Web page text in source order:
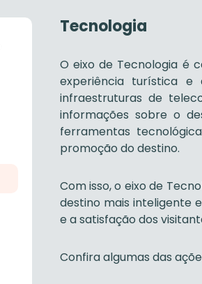
Tecnologia
O eixo de Tecnologia é
experiência turística
infraestruturas de
informações sobre o
ferramentas
promoção do destino.
Com isso, o eixo de
destino mais inteligente
e a satisfação dos
Confira algumas das